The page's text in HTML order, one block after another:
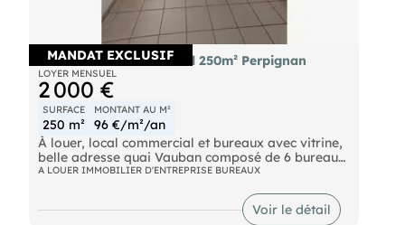
MANDAT EXCLUSIF
À louer local commercial 250m² Perpignan
LOYER MENSUEL
2 000 €
SURFACE
250 m²
MONTANT AU M²
96 €/m²/an
À louer, local commercial et bureaux avec vitrine,
belle adresse quai Vauban composé de 6 bureaux
avec points d'eau, une grande salle d'attente avec
tribunal. Plus de renseignements sur demande.
Pour découvrir d'autres biens, rendez-vous sur
A LOUER IMMOBILIER D'ENTREPRISE BUREAUX
Voir le détail